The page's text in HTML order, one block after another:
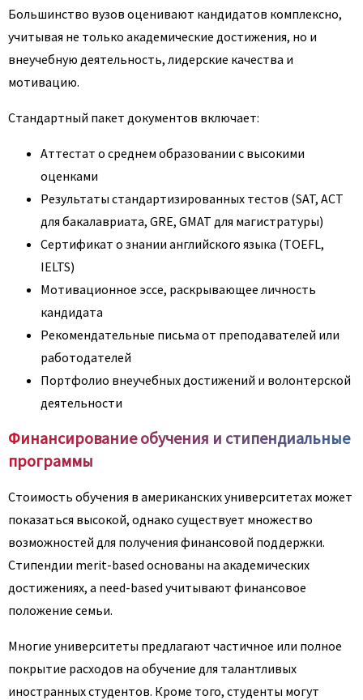
Большинство вузов оценивают кандидатов комплексно,
учитывая не только академические достижения, но и
внеучебную деятельность, лидерские качества и
мотивацию.
Стандартный пакет документов включает:
Аттестат о среднем образовании с высокими
оценками
Результаты стандартизированных тестов (SAT, ACT
для бакалавриата, GRE, GMAT для магистратуры)
Сертификат о знании английского языка (TOEFL,
IELTS)
Мотивационное эссе, раскрывающее личность
кандидата
Рекомендательные письма от преподавателей или
работодателей
Портфолио внеучебных достижений и волонтерской
деятельности
Финансирование обучения и стипендиальные
программы
Стоимость обучения в американских университетах может
показаться высокой, однако существует множество
возможностей для получения финансовой поддержки.
Стипендии merit-based основаны на академических
достижениях, а need-based учитывают финансовое
положение семьи.
Многие университеты предлагают частичное или полное
покрытие расходов на обучение для талантливых
иностранных студентов. Кроме того, студенты могут